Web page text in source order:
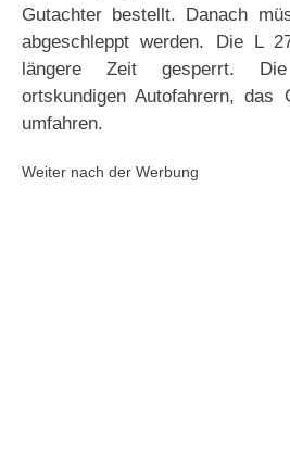
Gutachter bestellt. Danach
abgeschleppt werden. Die L
längere Zeit gesperrt.
ortskundigen Autofahrern, das
umfahren.
Weiter nach der Werbung